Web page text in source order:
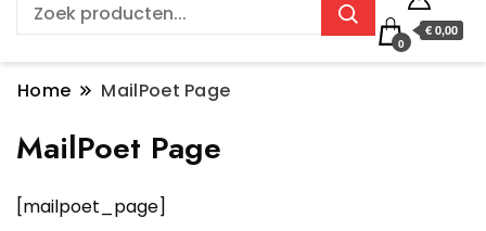
0
€ 0,00
Home MailPoet Page
MailPoet Page
[mailpoet_page]